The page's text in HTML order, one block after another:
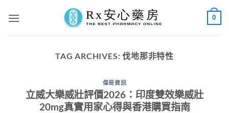
0
TAG ARCHIVES:伐地那非特性
偉哥資訊
立威大樂威壯評價2026：印度雙效樂威壯
20mg真實用家心得與香港購買指南